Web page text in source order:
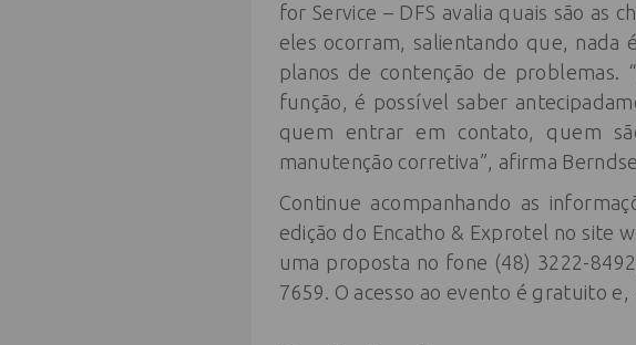
for Service – DFS avalia quais são as
eles ocorram, salientando que, nada
planos de contenção de
função, é possível saber
quem entrar em contato, quem
manutenção corretiva”, afirma
Continue acompanhando as
edição do Encatho & Exprotel no site
uma proposta no fone (48) 3222-
7659. O acesso ao evento é gratuito